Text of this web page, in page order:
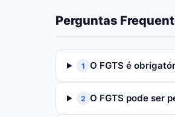
Perguntas
1 O FGTS é
2 O FGTS pode ser